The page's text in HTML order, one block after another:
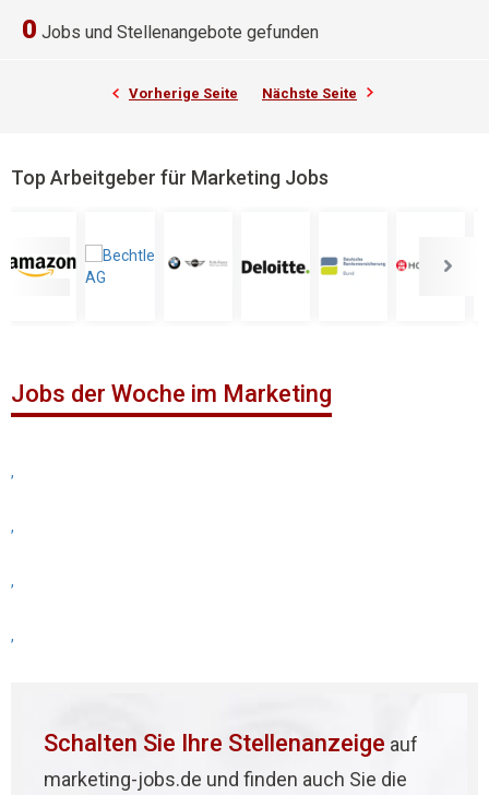
0 Jobs und Stellenangebote gefunden
Vorherige Seite Nächste Seite
Top Arbeitgeber für Marketing Jobs
Jobs der Woche im Marketing
,
,
,
,
Schalten Sie Ihre Stellenanzeige auf
marketing-jobs.de und finden auch Sie die